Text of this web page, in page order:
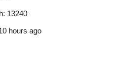
13240
hours ago